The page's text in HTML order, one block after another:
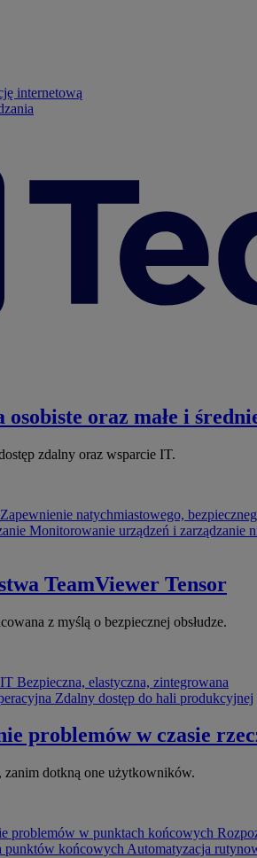
internetową
osobiste oraz małe i
zdalny oraz wsparcie IT.
Zapewnienie natychmiastowego,
Monitorowanie urządzeń i zarządzanie
TeamViewer Tensor
z myślą o bezpiecznej obsłudze.
Bezpieczna, elastyczna, zintegrowana
Zdalny dostęp do hali produkcyjnej
problemów w czasie
dotkną one użytkowników.
problemów w punktach końcowych
punktów końcowych Automatyzacja